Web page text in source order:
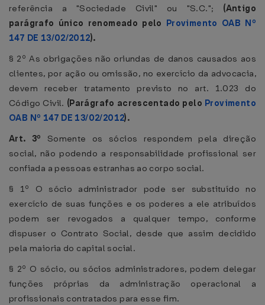
referência a "Sociedade Civil" ou "S.C."; (Antigo
parágrafo único renomeado pelo Provimento OAB Nº
147 DE 13/02/2012).
§ 2º As obrigações não oriundas de danos causados aos
clientes, por ação ou omissão, no exercício da advocacia,
devem receber tratamento previsto no art. 1.023 do
Código Civil. (Parágrafo acrescentado pelo Provimento
OAB Nº 147 DE 13/02/2012).
Art. 3º Somente os sócios respondem pela direção
social, não podendo a responsabilidade profissional ser
confiada a pessoas estranhas ao corpo social.
§ 1º O sócio administrador pode ser substituído no
exercício de suas funções e os poderes a ele atribuídos
podem ser revogados a qualquer tempo, conforme
dispuser o Contrato Social, desde que assim decidido
pela maioria do capital social.
§ 2º O sócio, ou sócios administradores, podem delegar
funções próprias da administração operacional a
profissionais contratados para esse fim.